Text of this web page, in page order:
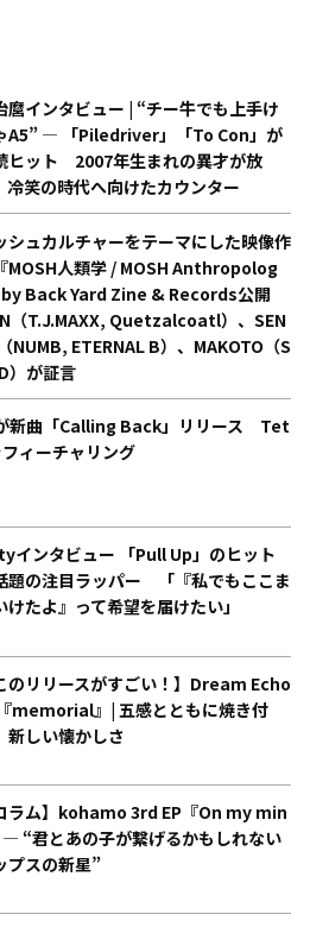
麿インタビュー | “チー牛でも上手け
A5” ― 「Piledriver」「To Con」が
ヒット 2007年生まれの異才が放
冷笑の時代へ向けたカウンター
シュカルチャーをテーマにした映像作
MOSH人類学 / MOSH Anthropolog
Back Yard Zine & Records公開
（T.J.MAXX, Quetzalcoatl）、SEN
NUMB, ETERNAL B）、MAKOTO（S
）が証言
新曲「Calling Back」リリース Tet
ィーチャリング
インタビュー 「Pull Up」のヒット
題の注目ラッパー 「『私でもここま
けたよ』って希望を届けたい」
のリリースがすごい！】Dream Echo
memorial』| 五感とともに焼き付
新しい懐かしさ
ラム】kohamo 3rd EP『On my min
“君とあの子が繋げるかもしれない
プスの新星”